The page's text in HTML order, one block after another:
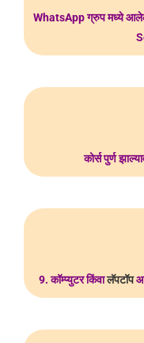
WhatsApp ग्रुप मध्ये
कोर्स पुर्ण
9. कॉम्प्युटर किंवालॅपटॉप